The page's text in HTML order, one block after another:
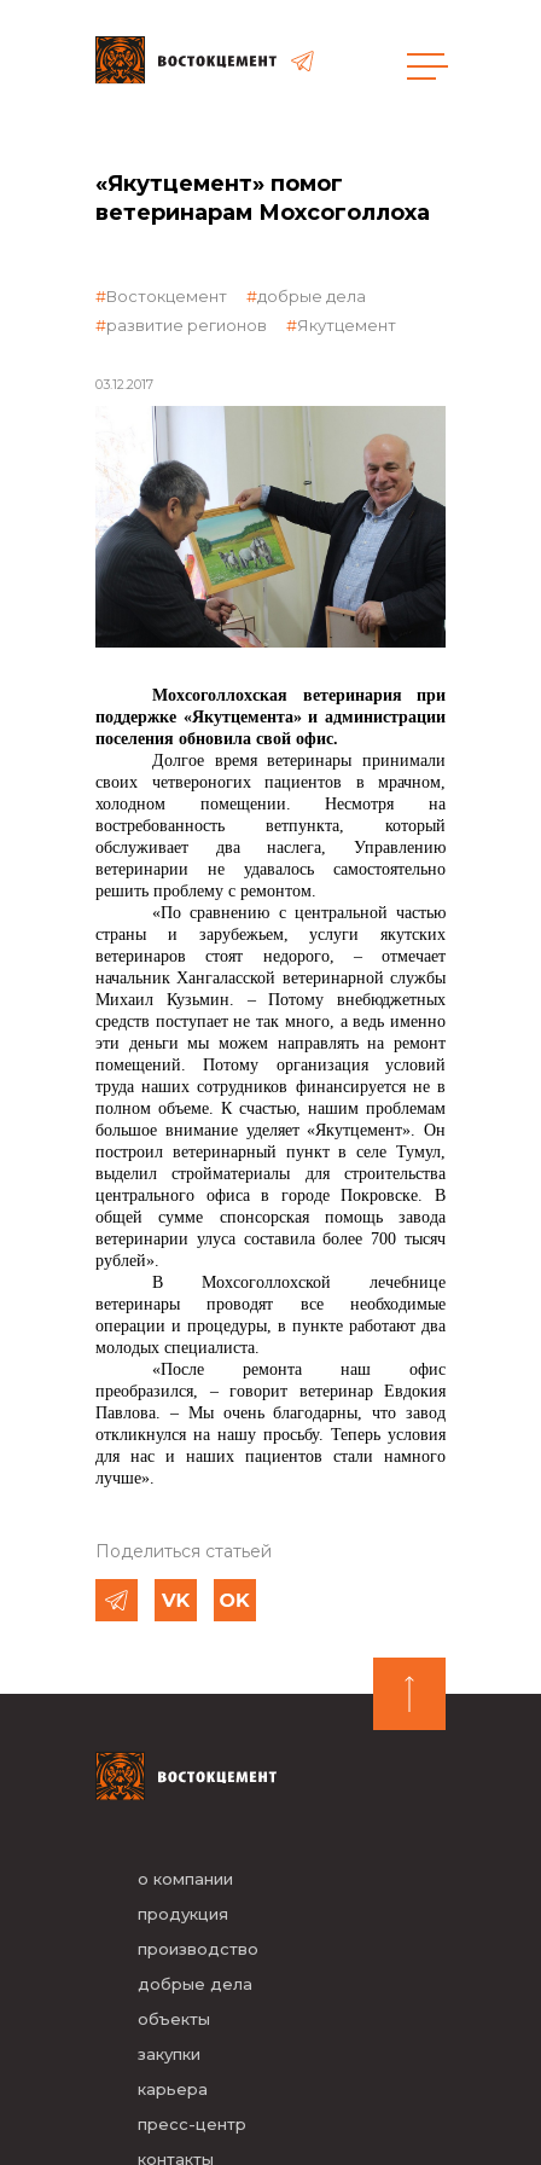
реализация неликвидов
контакты отдела закупок
Контакты
+7 (423) 234 50 50
info@vostokcement.ru
«Якутцемент» помог
ветеринарам Мохсоголлоха
03.12.2017
Востокцемент
добрые дела
развитие регионов
Якутцемент
Мохсоголлохская ветеринария при
поддержке «Якутцемента» и администрации
поселения обновила свой офис.
Долгое время ветеринары принимали
своих четвероногих пациентов в мрачном,
холодном помещении. Несмотря на
востребованность ветпункта, который
обслуживает два наслега, Управлению
ветеринарии не удавалось самостоятельно
решить проблему с ремонтом.
«По сравнению с центральной частью
страны и зарубежьем, услуги якутских
ветеринаров стоят недорого, – отмечает
начальник Хангаласской ветеринарной службы
Михаил Кузьмин. – Потому внебюджетных
средств поступает не так много, а ведь именно
эти деньги мы можем направлять на ремонт
помещений. Потому организация условий
труда наших сотрудников финансируется не в
полном объеме. К счастью, нашим проблемам
большое внимание уделяет «Якутцемент». Он
построил ветеринарный пункт в селе Тумул,
выделил стройматериалы для строительства
центрального офиса в городе Покровске. В
общей сумме спонсорская помощь завода
ветеринарии улуса составила более 700 тысяч
рублей».
В Мохсоголлохской лечебнице
ветеринары проводят все необходимые
операции и процедуры, в пункте работают два
молодых специалиста.
«После ремонта наш офис
преобразился, – говорит ветеринар Евдокия
Павлова. – Мы очень благодарны, что завод
откликнулся на нашу просьбу. Теперь условия
для нас и наших пациентов стали намного
лучше».
Поделиться статьей
о компании
продукция
производство
добрые дела
объекты
закупки
карьера
пресс-центр
контакты